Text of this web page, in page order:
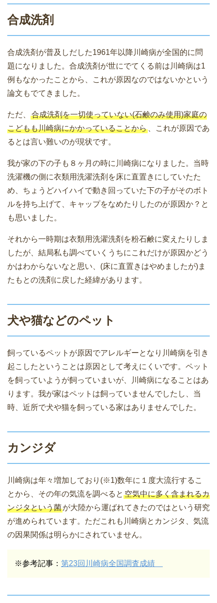
合成洗剤
合成洗剤が普及しだした1961年以降川崎病が全国的に問
題になりました。合成洗剤が世にでてくる前は川崎病は1
例もなかったことから、これが原因なのではないかという
論文もでてきました。
ただ、
合成洗剤を一切使っていない(石鹸のみ使用)家庭の
こどもも川崎病にかかっていることから
、これが原因であ
るとは言い難いのが現状です。
我が家の下の子も８ヶ月の時に川崎病になりました。当時
洗濯機の側に衣類用洗濯洗剤を床に直置きにしていたた
め、ちょうどハイハイで動き回っていた下の子がそのボト
ルを持ち上げて、キャップをなめたりしたのが原因か？と
も思いました。
それから一時期は衣類用洗濯洗剤を粉石鹸に変えたりしま
したが、結局私も調べていくうちにこれだけが原因かどう
かはわからないなと思い、(床に直置きはやめましたが)ま
たもとの洗剤に戻した経緯があります。
犬や猫などのペット
飼っているペットが原因でアレルギーとなり川崎病を引き
起こしたということは原因として考えにくいです。ペット
を飼っていようが飼っていまいが、川崎病になることはあ
ります。我が家はペットは飼っていませんでしたし、当
時、近所で犬や猫を飼っている家はありませんでした。
カンジダ
川崎病は年々増加しており(※1)数年に１度大流行するこ
とから、その年の気流を調べると 空気中に多く含まれるカ
ンジタという菌が大陸から運ばれてきたのではという研究
が進められています。ただこれも川崎病とカンジタ、気流
の因果関係は明らかにされていません。
※参考記事： 第23回川崎病全国調査成績